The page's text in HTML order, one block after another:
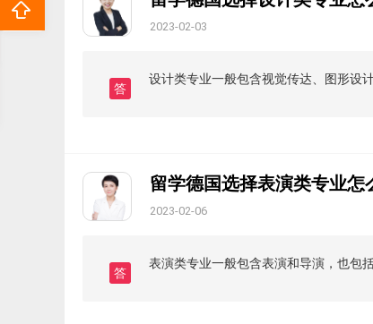
2023-02-03
答
设计类专业一般包含视觉传达、图形设
留学德国选择表演类专业怎
2023-02-06
答
表演类专业一般包含表演和导演，也包